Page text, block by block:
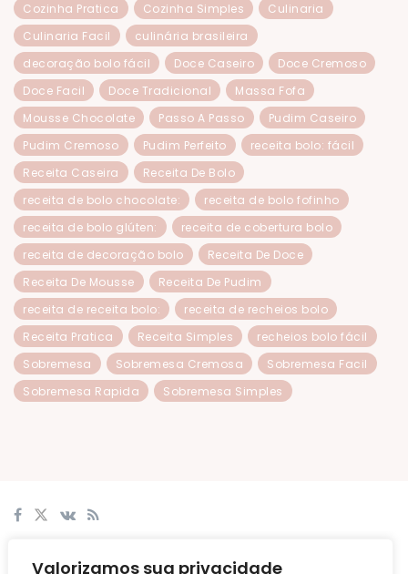
Valorizamos sua privacidade
Cozinha Pratica
Cozinha Simples
Culinaria
Culinaria Facil
culinária brasileira
decoração bolo fácil
Doce Caseiro
Doce Cremoso
Doce Facil
Doce Tradicional
Massa Fofa
Mousse Chocolate
Passo A Passo
Pudim Caseiro
Pudim Cremoso
Pudim Perfeito
receita bolo: fácil
Receita Caseira
Receita De Bolo
receita de bolo chocolate:
receita de bolo fofinho
receita de bolo glúten:
receita de cobertura bolo
receita de decoração bolo
Receita De Doce
Receita De Mousse
Receita De Pudim
receita de receita bolo:
receita de recheios bolo
Receita Pratica
Receita Simples
recheios bolo fácil
Sobremesa
Sobremesa Cremosa
Sobremesa Facil
Sobremesa Rapida
Sobremesa Simples